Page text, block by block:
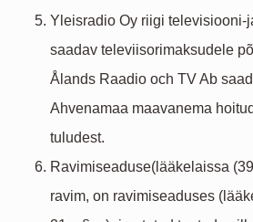
Yleisradio Oy riigi televisiooni-
saadav televiisorimaksudele
Ålands Raadio och TV Ab
Ahvenamaa maavanema
tuludest.
Ravimiseaduse(lääkelaissa
ravim, on ravimiseaduses